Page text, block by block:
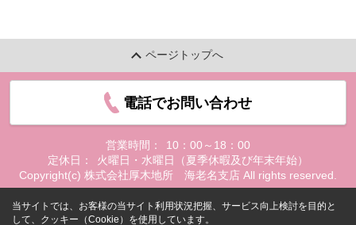
ページトップへ
電話でお問い合わせ
営業時間：
10：00～18：00
定休日：
火曜日・水曜日（夏季休暇及び年末年始）
Copyright(c) 株式会社厚木地所 海老名支店 All rights reserved.
当サイトでは、お客様の当サイト利用状況把握、サービス向上検討を目的と
して、クッキー（Cookie）を使用しています。